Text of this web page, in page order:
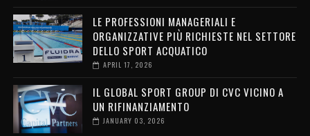
LE PROFESSIONI MANAGERIALI E
ORGANIZZATIVE PIÙ RICHIESTE NEL SETTORE
DELLO SPORT ACQUATICO
APRIL 17, 2026
IL GLOBAL SPORT GROUP DI CVC VICINO A
UN RIFINANZIAMENTO
JANUARY 03, 2026